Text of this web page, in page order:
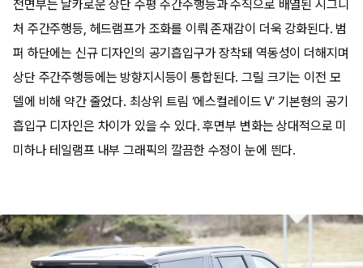
전면부는 날카로운 상단 수평 주간주행등과 수직으로 배열된 시그니
처 주간주행등, 헤드램프가 조화를 이뤄 존재감이 더욱 강화된다. 범
퍼 하단에는 신규 디자인의 공기흡입구가 장착돼 역동성이 더해지며
상단 주간주행등에는 방향지시등이 통합된다. 그릴 크기는 이전 모
델에 비해 약간 줄었다. 최상위 트림 ‘에스컬레이드 V’ 기본형의 공기
흡입구 디자인은 차이가 있을 수 있다. 후면부 변화는 상대적으로 미
미하나 테일램프 내부 그래픽의 깔끔한 수정이 눈에 띈다.